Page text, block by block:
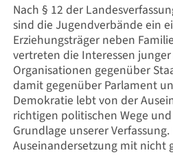
Nach § 12 der
sind die Jugendverbände ein
Erziehungsträger neben
vertreten die Interessen
Organisationen gegenüber
damit gegenüber Parlament
Demokratie lebt von der
richtigen politischen Wege
Grundlage unserer
Auseinandersetzung mit nicht